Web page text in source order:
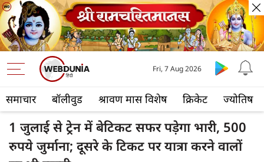
समाचार बॉलीवुड श्रावण मास विशेष क्रिकेट ज्योतिष
Fri, 7 Aug 2026
1 जुलाई से ट्रेन में बेटिकट सफर पड़ेगा भारी, 500
रुपये जुर्माना; दूसरे के टिकट पर यात्रा करने वालों